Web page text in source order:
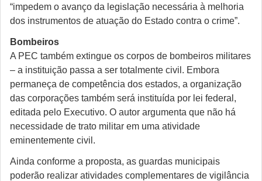
“impedem o avanço da legislação necessária à melhoria
dos instrumentos de atuação do Estado contra o crime”.
Bombeiros
A PEC também extingue os corpos de bombeiros militares
– a instituição passa a ser totalmente civil. Embora
permaneça de competência dos estados, a organização
das corporações também será instituída por lei federal,
editada pelo Executivo. O autor argumenta que não há
necessidade de trato militar em uma atividade
eminentemente civil.
Ainda conforme a proposta, as guardas municipais
poderão realizar atividades complementares de vigilância